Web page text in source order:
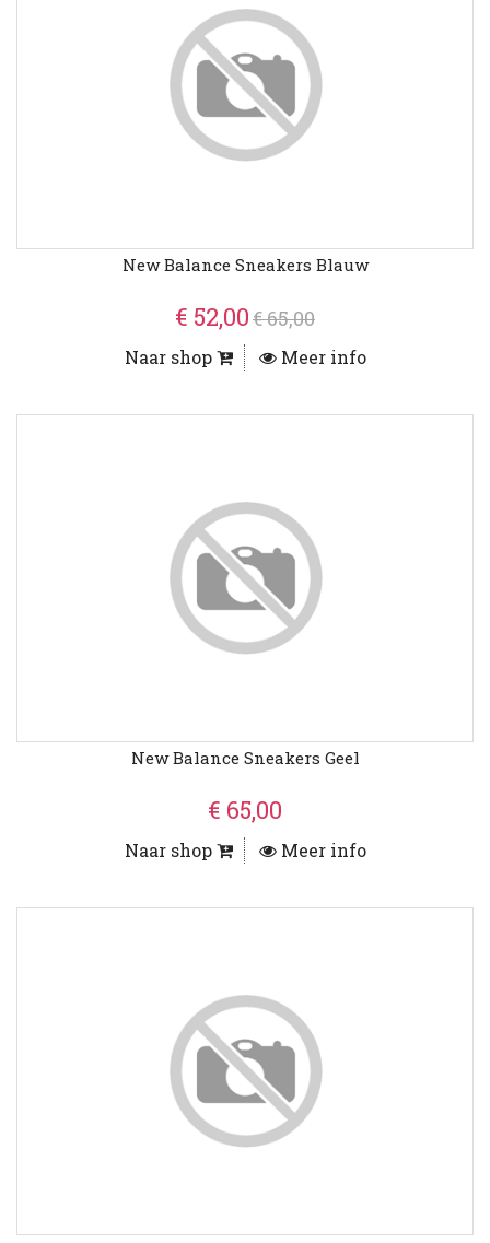
New Balance Sneakers Blauw
€ 52,00€ 65,00
Naar shop Meer info
New Balance Sneakers Geel
€ 65,00
Naar shop Meer info